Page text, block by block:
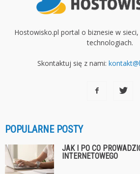
Hostowisko.pl portal o biznesie w
technologiach.
Skontaktuj się z nami:
POPULARNE POSTY
JAK I PO CO
INTERNETOWEGO